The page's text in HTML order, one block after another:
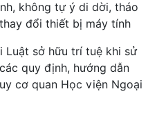
không tự ý di dời, tháo
đổi thiết bị máy tính
Luật sở hữu trí tuệ khi sử
quy định, hướng dẫn
cơ quan Học viện Ngoại